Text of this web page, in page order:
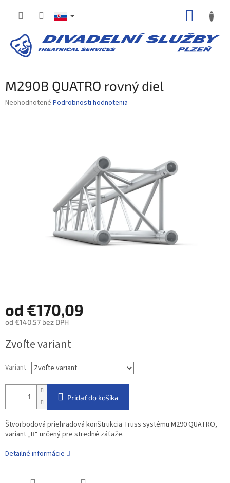
M290B QUATRO rovný diel
Priemerné
Neohodnotené Podrobnosti hodnotenia
od €170,09
od €140,57 bez DPH
cena:
Zvoľte variant
Variant
Pridať do košíka
Štvorbodová priehradová konštrukcia Truss systému M290 QUATRO,
variant „B“ určený pre stredné záťaže.
Detailné informácie